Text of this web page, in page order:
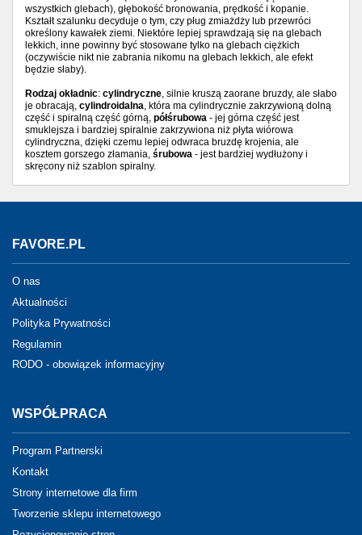
wszystkich glebach), głębokość bronowania, prędkość i kopanie.
Kształt szalunku decyduje o tym, czy pług zmiażdży lub przewróci
określony kawałek ziemi. Niektóre lepiej sprawdzają się na glebach
lekkich, inne powinny być stosowane tylko na glebach ciężkich
(oczywiście nikt nie zabrania nikomu na glebach lekkich, ale efekt
będzie słaby).
Rodzaj okładnic: cylindryczne, silnie kruszą zaorane bruzdy, ale słabo
je obracają, cylindroidalna, która ma cylindrycznie zakrzywioną dolną
część i spiralną część górną, półśrubowa - jej górna część jest
smuklejsza i bardziej spiralnie zakrzywiona niż płyta wiórowa
cylindryczna, dzięki czemu lepiej odwraca bruzdę krojenia, ale
kosztem gorszego złamania, śrubowa - jest bardziej wydłużony i
skręcony niż szablon spiralny.
FAVORE.PL
O nas
Aktualności
Polityka Prywatności
Regulamin
RODO - obowiązek informacyjny
WSPÓŁPRACA
Program Partnerski
Kontakt
Strony internetowe dla firm
Tworzenie sklepu internetowego